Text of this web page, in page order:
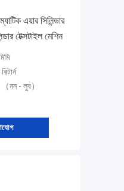
এয়ার সিলিন্ডার
টেক্সটাইল মেশিন
নন - লুব）